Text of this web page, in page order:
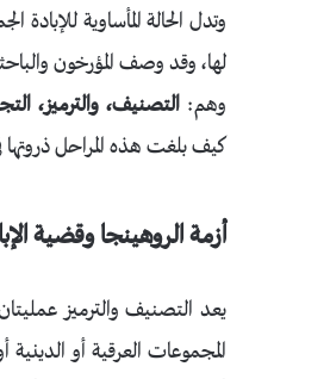
وتدل الحالة المأساوية
لها، وقد وصف المؤرخون
وهم:التصنيف، والترميز،
كيف بلغت هذه المراحل ذروتها
أزمة الروهينجا وقضية
يعد التصنيف والترميز
المجموعات العرقية أو